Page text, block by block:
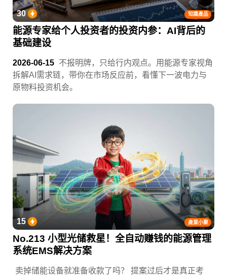
知識產品
30
能源专家给个人投资者的投资内参：AI背后的
基础建设
2026-06-15 不报明牌，只给行内观点。用能源专家视角
拆解AI需求链，带你在市场反应前，看懂下一波电力与
原物料投资机会。
產業小聚
15
No.213 小型光储救星！全自动赚钱的能源管理
系统EMS解决方案
卖掉储能设备就准备收款了吗？ 提案过后才是真正考